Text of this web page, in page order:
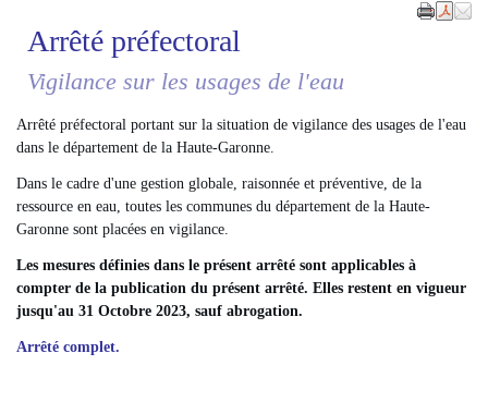
Arrêté préfectoral
Vigilance sur les usages de l'eau
Arrêté préfectoral portant sur la situation de vigilance des usages de l'eau
dans le département de la Haute-Garonne.
Dans le cadre d'une gestion globale, raisonnée et préventive, de la
ressource en eau, toutes les communes du département de la Haute-
Garonne sont placées en vigilance.
Les mesures définies dans le présent arrêté sont applicables à
compter de la publication du présent arrêté. Elles restent en vigueur
jusqu'au 31 Octobre 2023, sauf abrogation.
Arrêté complet.